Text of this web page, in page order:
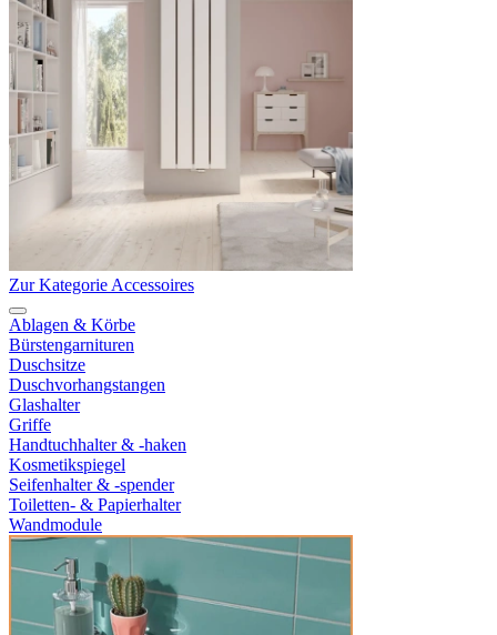
Zur Kategorie Accessoires
Ablagen & Körbe
Bürstengarnituren
Duschsitze
Duschvorhangstangen
Glashalter
Griffe
Handtuchhalter & -haken
Kosmetikspiegel
Seifenhalter & -spender
Toiletten- & Papierhalter
Wandmodule